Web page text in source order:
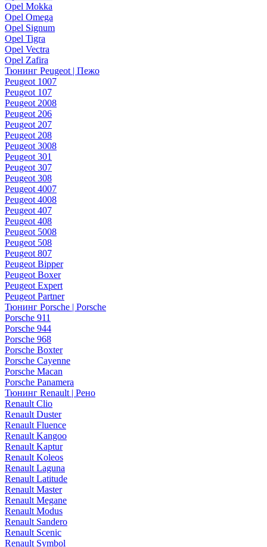
Opel Mokka
Opel Omega
Opel Signum
Opel Tigra
Opel Vectra
Opel Zafira
Тюнинг Peugeot | Пежо
Peugeot 1007
Peugeot 107
Peugeot 2008
Peugeot 206
Peugeot 207
Peugeot 208
Peugeot 3008
Peugeot 301
Peugeot 307
Peugeot 308
Peugeot 4007
Peugeot 4008
Peugeot 407
Peugeot 408
Peugeot 5008
Peugeot 508
Peugeot 807
Peugeot Bipper
Peugeot Boxer
Peugeot Expert
Peugeot Partner
Тюнинг Porsche | Porsche
Porsche 911
Porsche 944
Porsche 968
Porsche Boxter
Porsche Cayenne
Porsche Macan
Porsche Panamera
Тюнинг Renault | Рено
Renault Clio
Renault Duster
Renault Fluence
Renault Kangoo
Renault Kaptur
Renault Koleos
Renault Laguna
Renault Latitude
Renault Master
Renault Megane
Renault Modus
Renault Sandero
Renault Scenic
Renault Symbol